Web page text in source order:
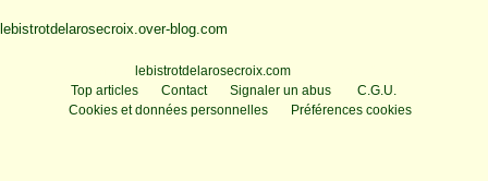
lebistrotdelarosecroix.over-blog.com
lebistrotdelarosecroix.com
Top articles
Contact Signaler un abus
C.G.U.
Cookies et données personnelles
Préférences cookies